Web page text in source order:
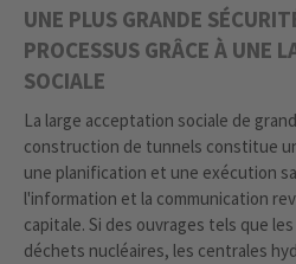
UNE PLUS GRANDE
PROCESSUS GRÂCE À UNE
SOCIALE
La large acceptation sociale de
construction de tunnels constitue
une planification et une exécution
l'information et la communication
capitale. Si des ouvrages tels que
déchets nucléaires, les centrales